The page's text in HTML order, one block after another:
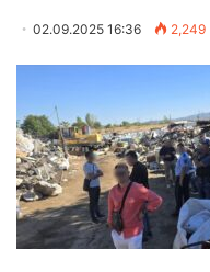
02.09.2025 16:36 2,249